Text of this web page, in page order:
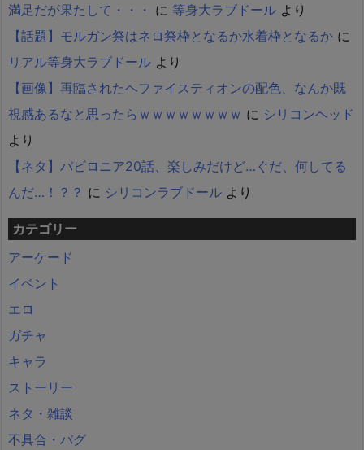
満足だが果たして・・・ に 等身大ラブドール より
【話題】モルガン祭はネロ祭枠となるか水着枠となるか に
リアル等身大ラブドール より
【画像】再臨されたヘファイスティオンの配色、なんか既
視感あるなと思ったらｗｗｗｗｗｗｗｗ に シリコンヘッド
より
【ネタ】バビロニア20話、楽しみだけど…ぐだ、何してる
んだ…！？？ に シリコンラブドール より
カテゴリー
アーケード
イベント
エロ
ガチャ
キャラ
ストーリー
ネタ・雑談
不具合・バグ